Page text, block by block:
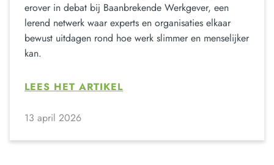
erover in debat bij Baanbrekende Werkgever, een
lerend netwerk waar experts en organisaties elkaar
bewust uitdagen rond hoe werk slimmer en menselijker
kan.
LEES HET ARTIKEL
13 april 2026